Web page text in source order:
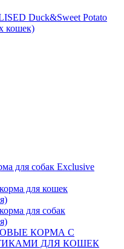
Duck&Sweet Potato
кошек)
для собак Exclusive
для кошек
для собак
КОРМА С
ДЛЯ КОШЕК